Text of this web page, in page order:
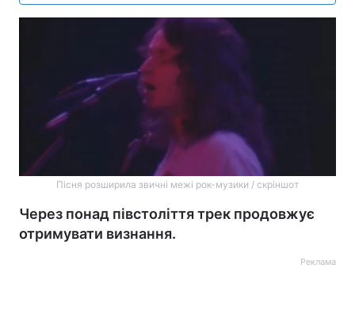
Пісня розширила звичні межі рок-музики / скріншот
Через понад півстоліття трек продовжує
отримувати визнання.
Реклама